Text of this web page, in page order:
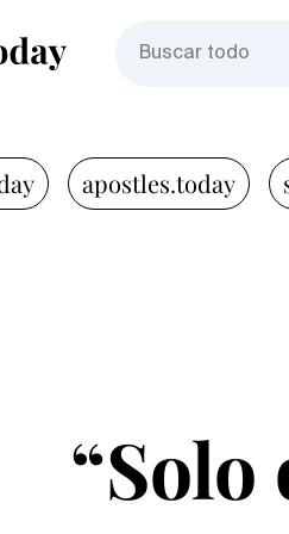
apostles.today